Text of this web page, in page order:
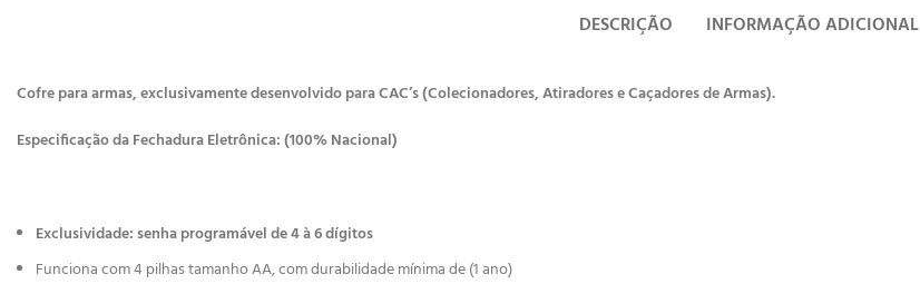
DESCRIÇÃO INFORMAÇÃO ADICIONAL
Cofre para armas, exclusivamente desenvolvido para CAC’s (Colecionadores, Atiradores e Caçadores de Armas).
Especificação da Fechadura Eletrônica: (100% Nacional)
Exclusividade: senha programável de 4 à 6 dígitos
Funciona com 4 pilhas tamanho AA, com durabilidade mínima de (1 ano)